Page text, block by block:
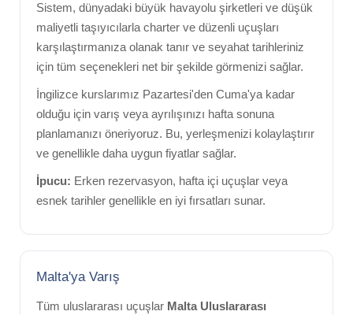
Sistem, dünyadaki büyük havayolu şirketleri ve düşük
maliyetli taşıyıcılarla charter ve düzenli uçuşları
karşılaştırmanıza olanak tanır ve seyahat tarihleriniz
için tüm seçenekleri net bir şekilde görmenizi sağlar.
İngilizce kurslarımız Pazartesi'den Cuma'ya kadar
olduğu için varış veya ayrılışınızı hafta sonuna
planlamanızı öneriyoruz. Bu, yerleşmenizi kolaylaştırır
ve genellikle daha uygun fiyatlar sağlar.
İpucu: Erken rezervasyon, hafta içi uçuşlar veya
esnek tarihler genellikle en iyi fırsatları sunar.
Malta'ya Varış
Tüm uluslararası uçuşlar Malta Uluslararası